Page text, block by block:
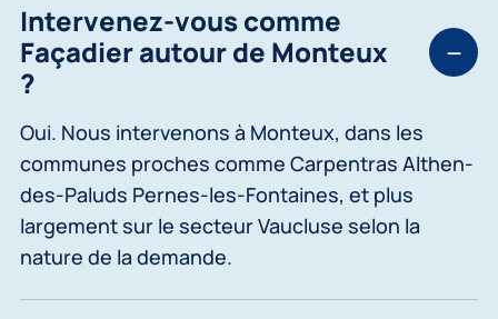
Intervenez-vous comme
Façadier autour de Monteux
?
Oui. Nous intervenons à Monteux, dans les
communes proches comme Carpentras Althen-
des-Paluds Pernes-les-Fontaines, et plus
largement sur le secteur Vaucluse selon la
nature de la demande.